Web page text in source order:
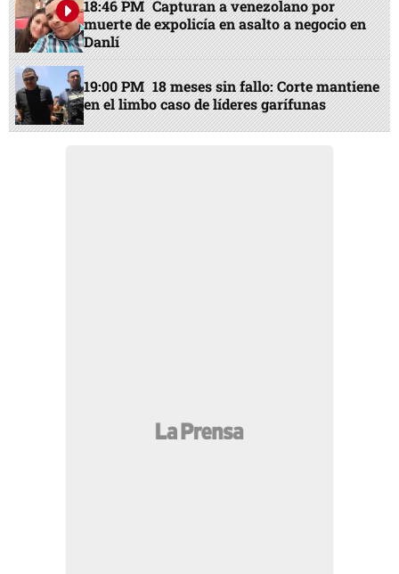
18:46 PM Capturan a venezolano por
muerte de expolicía en asalto a negocio en
Danlí
19:00 PM 18 meses sin fallo: Corte mantiene
en el limbo caso de líderes garífunas